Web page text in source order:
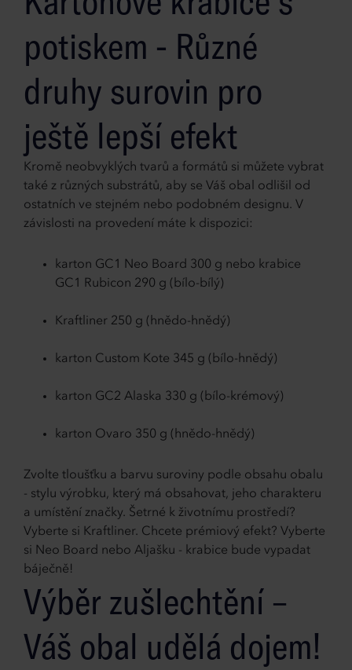
potiskem - Různé
druhy surovin pro
ještě lepší efekt
Kromě neobvyklých tvarů a formátů si můžete vybrat
také z různých substrátů, aby se Váš obal odlišil od
ostatních ve stejném nebo podobném designu. V
závislosti na provedení máte k dispozici:
karton GC1 Neo Board 300 g nebo krabice
GC1 Rubicon 290 g (bílo-bílý)
Kraftliner 250 g (hnědo-hnědý)
karton Custom Kote 345 g (bílo-hnědý)
karton GC2 Alaska 330 g (bílo-krémový)
karton Ovaro 350 g (hnědo-hnědý)
Zvolte tloušťku a barvu suroviny podle obsahu obalu
- stylu výrobku, který má obsahovat, jeho charakteru
a umístění značky. Šetrné k životnímu prostředí?
Vyberte si Kraftliner. Chcete prémiový efekt? Vyberte
si Neo Board nebo Aljašku - krabice bude vypadat
báječně!
Výběr zušlechtění –
Váš obal udělá dojem!